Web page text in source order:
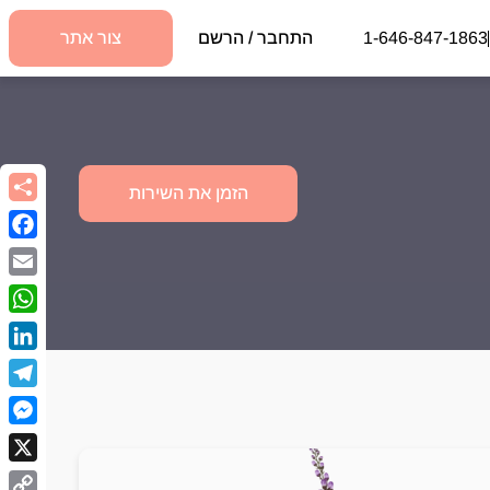
1-646-847-1863 התחבר / הרשם צור אתר
הזמן את השירות
X